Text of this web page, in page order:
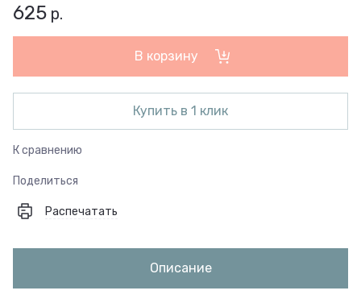
625 р.
В корзину
Купить в 1 клик
К сравнению
Поделиться
Распечатать
Описание